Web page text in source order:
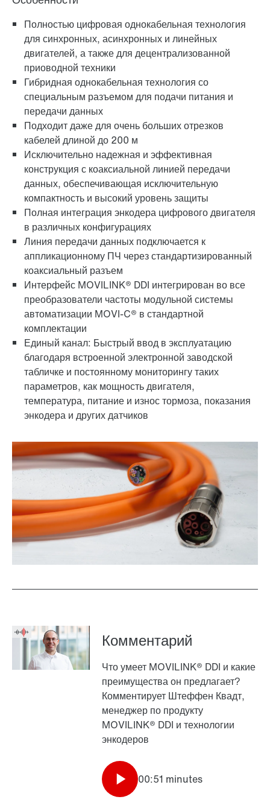
Полностью цифровая однокабельная технология
для синхронных, асинхронных и линейных
двигателей, а также для децентрализованной
приоводной техники
Гибридная однокабельная технология со
специальным разъемом для подачи питания и
передачи данных
Подходит даже для очень больших отрезков
кабелей длиной до 200 м
Исключительно надежная и эффективная
конструкция с коаксиальной линией передачи
данных, обеспечивающая исключительную
компактность и высокий уровень защиты
Полная интеграция энкодера цифрового двигателя
в различных конфигурациях
Линия передачи данных подключается к
аппликационному ПЧ через стандартизированный
коаксиальный разъем
Интерфейс MOVILINK® DDI интегрирован во все
преобразователи частоты модульной системы
автоматизации MOVI-C® в стандартной
комплектации
Единый канал: Быстрый ввод в эксплуатацию
благодаря встроенной электронной заводской
табличке и постоянному мониторингу таких
параметров, как мощность двигателя,
температура, питание и износ тормоза, показания
энкодера и других датчиков
Комментарий
Что умеет MOVILINK® DDI и какие
преимущества он предлагает?
Комментирует Штеффен Квадт,
менеджер по продукту
MOVILINK® DDI и технологии
энкодеров
00:51 minutes